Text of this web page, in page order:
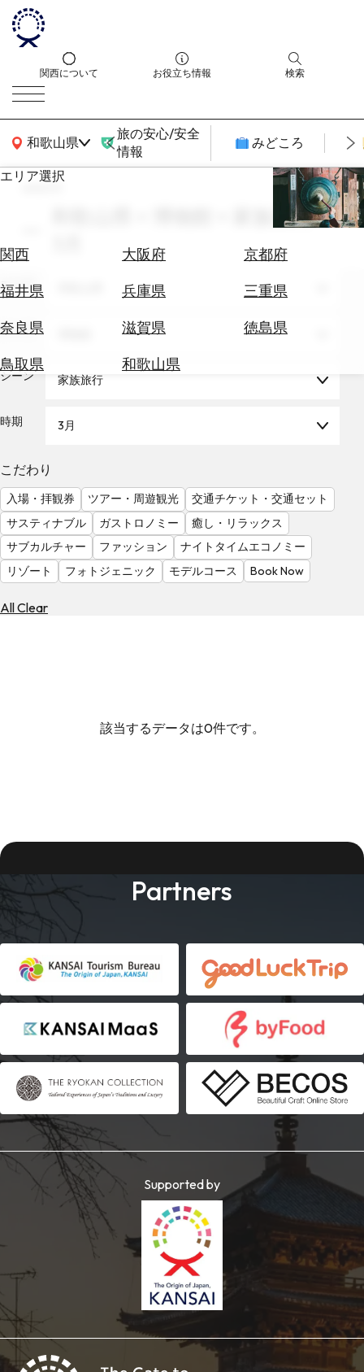
関西について お役立ち情報 検索
和歌山県
関西広域MAP
旅の安心/安全
情報
みどころ
エリア選択
関西 大阪府
京都府
福井県
兵庫県
三重県
奈良県
滋賀県
徳島県
鳥取県
和歌山県
エ
券
テ
を
る
気
を
見
る
search
和歌山県 × 博物館 × 家族旅行 ×
エリア
テーマ
シーン 家族旅行
時期 3月
こだわり
入場・拝観券 ツアー・周遊観光
交通チケット・交通セット
サスティナブル
ガストロノミー
癒し・リラックス
サブカルチャー
ファッション
ナイトタイムエコノミー
リゾート
フォトジェニック モデルコース Book Now
All Clear
該当するデータは0件です。
Partners
Supported by